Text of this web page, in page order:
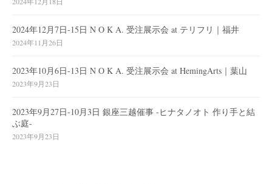
2024年12月7日-15日 N O K A. 受注展示会 at テリフリ｜福井
2024年11月26日
2023年10月6日-13日 N O K A. 受注展示会 at HemingArts｜葉山
2023年9月23日
2023年9月27日-10月3日 銀座三越催事 -ヒナタノオト 作り手と結
ぶ庭-
2023年9月23日